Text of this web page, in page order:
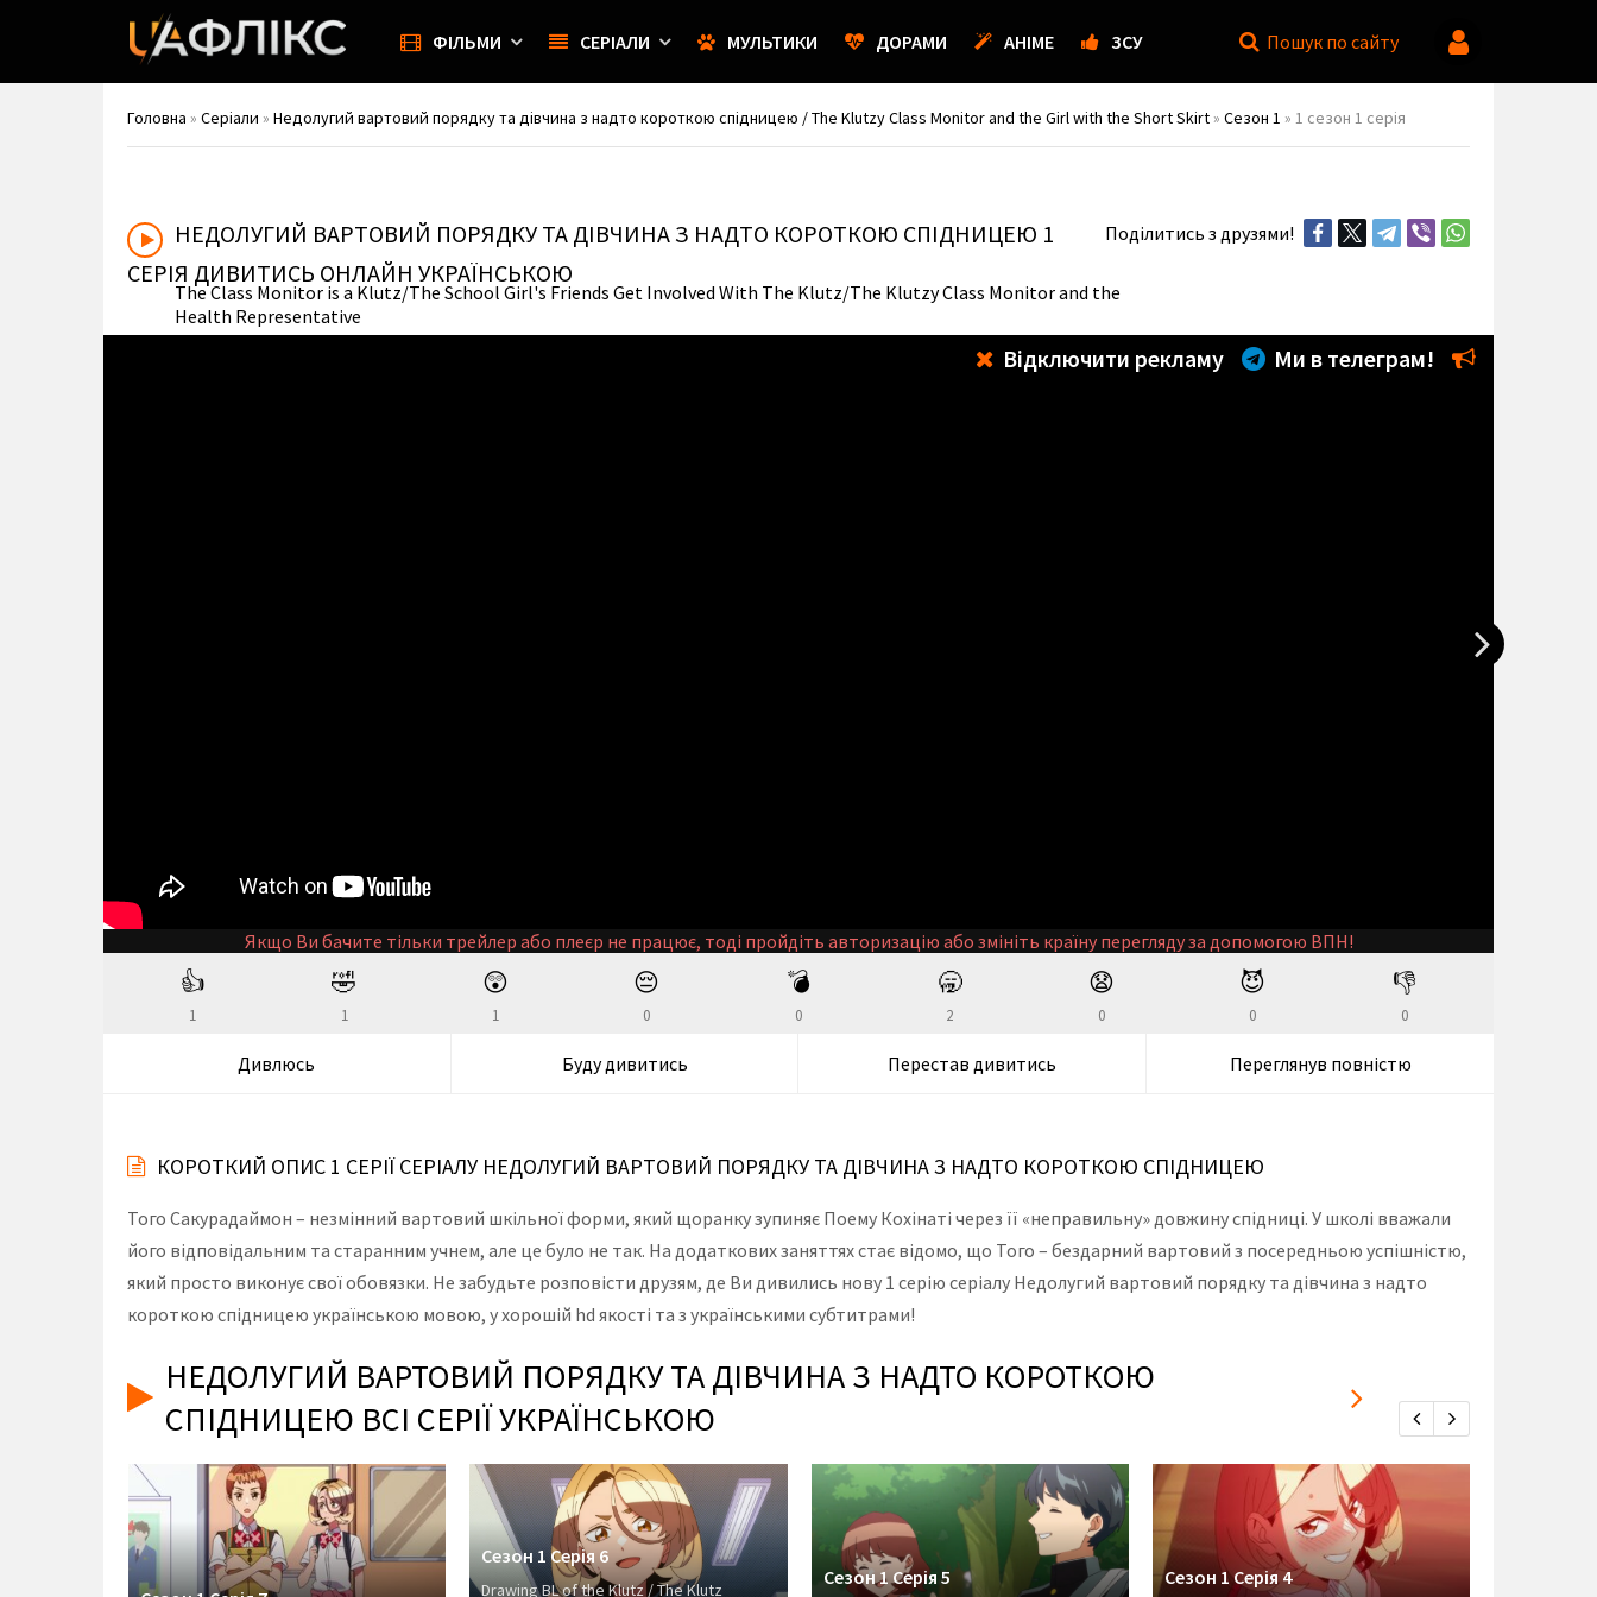
ФІЛЬМИ СЕРІАЛИ МУЛЬТИКИ ДОРАМИ АНІМЕ ЗСУ Пошук по сайту
Головна » Серіали » Недолугий вартовий порядку та дівчина з надто короткою спідницею / The Klutzy Class Monitor and the Girl with the Short Skirt » Сезон 1 » 1 сезон 1 серія
Поділитись з друзями!
НЕДОЛУГИЙ ВАРТОВИЙ ПОРЯДКУ ТА ДІВЧИНА З НАДТО КОРОТКОЮ СПІДНИЦЕЮ 1
СЕРІЯ ДИВИТИСЬ ОНЛАЙН УКРАЇНСЬКОЮ
The Class Monitor is a Klutz/The School Girl's Friends Get Involved With The Klutz/The Klutzy Class Monitor and the
Health Representative
Відключити рекламу Ми в телеграм!
Якщо Ви бачите тільки трейлер або плеєр не працює, тоді пройдіть авторизацію або змініть країну перегляду за допомогою ВПН!
👍
1
🤣
1
😲
1
😔
0
💣
0
🥱
2
😧
0
😈
0
👎
0
Дивлюсь Буду дивитись Перестав дивитись Переглянув повністю
КОРОТКИЙ ОПИС 1 СЕРІЇ СЕРІАЛУ НЕДОЛУГИЙ ВАРТОВИЙ ПОРЯДКУ ТА ДІВЧИНА З НАДТО КОРОТКОЮ СПІДНИЦЕЮ
Того Сакурадаймон – незмінний вартовий шкільної форми, який щоранку зупиняє Поему Кохінаті через її «неправильну» довжину спідниці. У школі вважали
його відповідальним та старанним учнем, але це було не так. На додаткових заняттях стає відомо, що Того – бездарний вартовий з посередньою успішністю,
який просто виконує свої обовязки. Не забудьте розповісти друзям, де Ви дивились нову 1 серію серіалу Недолугий вартовий порядку та дівчина з надто
короткою спідницею українською мовою, у хорошій hd якості та з українськими субтитрами!
НЕДОЛУГИЙ ВАРТОВИЙ ПОРЯДКУ ТА ДІВЧИНА З НАДТО КОРОТКОЮ
СПІДНИЦЕЮ ВСІ СЕРІЇ УКРАЇНСЬКОЮ
Сезон 1 Серія 6
Drawing BL of the Klutz / The Klutz
Сезон 1 Серія 5 Сезон 1 Серія 4